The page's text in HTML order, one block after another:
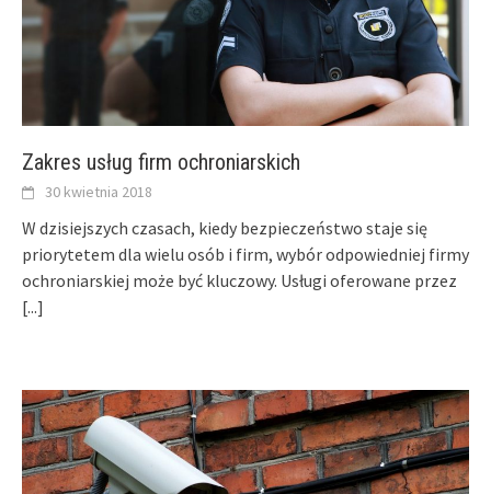
Zakres usług firm ochroniarskich
30 kwietnia 2018
W dzisiejszych czasach, kiedy bezpieczeństwo staje się
priorytetem dla wielu osób i firm, wybór odpowiedniej firmy
ochroniarskiej może być kluczowy. Usługi oferowane przez
[...]